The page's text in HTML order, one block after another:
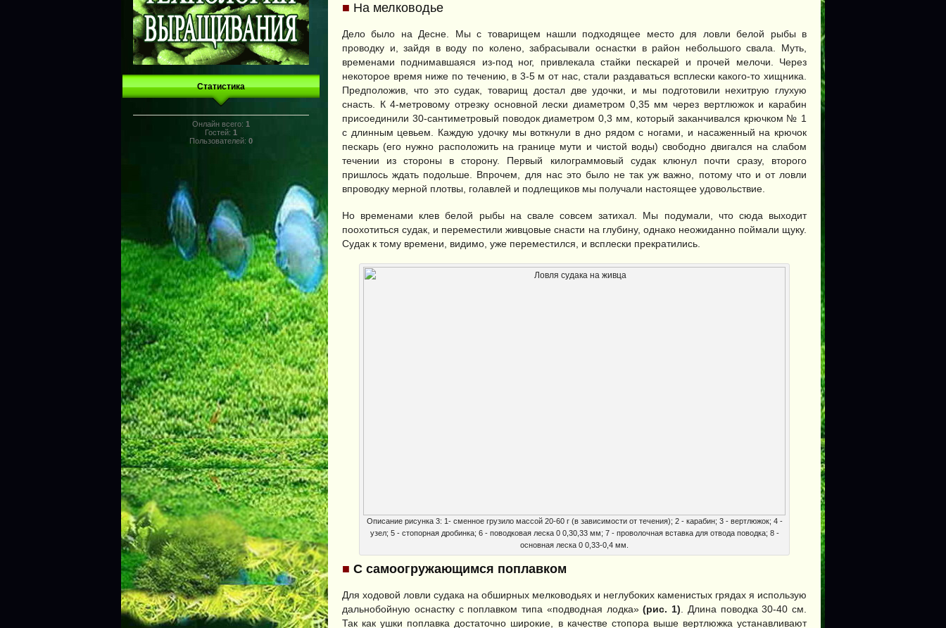
Статистика
Онлайн всего: 1
Гостей: 1
Пользователей: 0
■ На мелководье
Дело было на Десне. Мы с товарищем нашли подходящее место для ловли белой рыбы в
проводку и, зайдя в воду по колено, забрасывали оснастки в район небольшого свала. Муть,
временами поднимавшаяся из-под ног, привлекала стайки пескарей и прочей мелочи. Через
некоторое время ниже по течению, в 3-5 м от нас, стали раздаваться всплески какого-то хищника.
Предположив, что это судак, товарищ достал две удочки, и мы подготовили нехитрую глухую
снасть. К 4-метровому отрезку основной лески диаметром 0,35 мм через вертлюжок и карабин
присоединили 30-сантиметровый поводок диаметром 0,3 мм, который заканчивался крючком № 1
с длинным цевьем. Каждую удочку мы воткнули в дно рядом с ногами, и насаженный на крючок
пескарь (его нужно расположить на границе мути и чистой воды) свободно двигался на слабом
течении из стороны в сторону. Первый килограммовый судак клюнул почти сразу, второго
пришлось ждать подольше. Впрочем, для нас это было не так уж важно, потому что и от ловли
впроводку мерной плотвы, голавлей и подлещиков мы получали настоящее удовольствие.
Но временами клев белой рыбы на свале совсем затихал. Мы подумали, что сюда выходит
поохотиться судак, и переместили живцовые снасти на глубину, однако неожиданно поймали щуку.
Судак к тому времени, видимо, уже переместился, и всплески прекратились.
Описание рисунка 3: 1- сменное грузило массой 20-60 г (в зависимости от течения); 2 - карабин; 3 - вертлюжок; 4 -
узел; 5 - стопорная дробинка; 6 - поводковая леска 0 0,30,33 мм; 7 - проволочная вставка для отвода поводка; 8 -
основная леска 0 0,33-0,4 мм.
■ С самоогружающимся поплавком
Для ходовой ловли судака на обширных мелководьях и неглубоких каменистых грядах я использую
дальнобойную оснастку с поплавком типа «подводная лодка»(рис. 1). Длина поводка 30-40 см.
Так как ушки поплавка достаточно широкие, в качестве стопора выше вертлюжка устанавливают